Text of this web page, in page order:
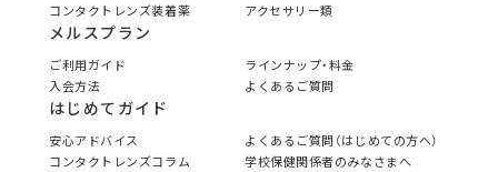
コンタクトレンズ装着薬
アクセサリー類
メルスプラン
ご利用ガイド
ラインナップ・料金
入会方法
よくあるご質問
はじめてガイド
安心アドバイス
よくあるご質問（はじめての方へ）
コンタクトレンズコラム
学校保健関係者のみなさまへ